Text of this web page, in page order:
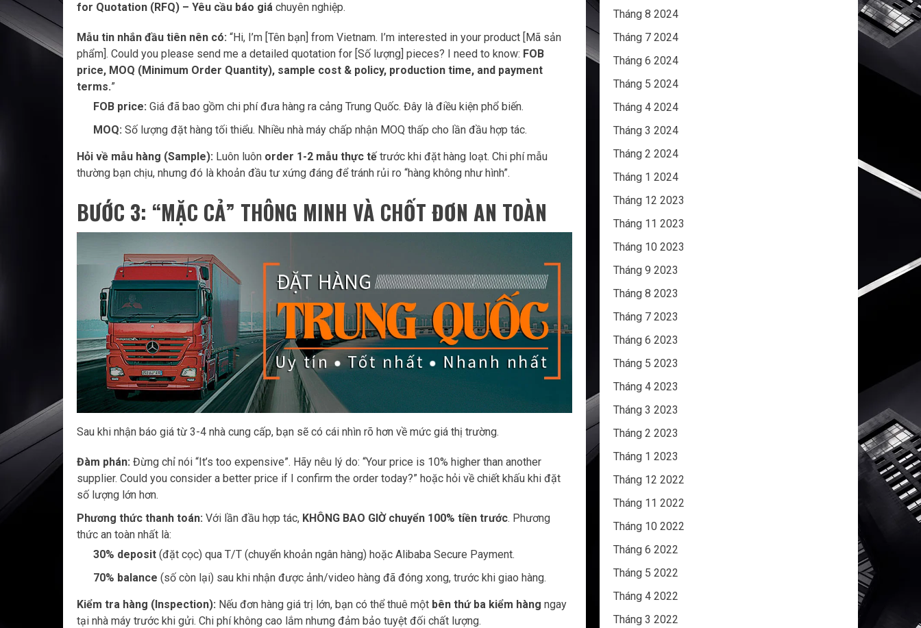
for Quotation (RFQ) – Yêu cầu báo giá chuyên nghiệp.
Mẫu tin nhắn đầu tiên nên có: “Hi, I’m [Tên bạn] from Vietnam. I’m interested in your product [Mã sản
phẩm]. Could you please send me a detailed quotation for [Số lượng] pieces? I need to know: FOB
price, MOQ (Minimum Order Quantity), sample cost & policy, production time, and payment
terms.”
FOB price: Giá đã bao gồm chi phí đưa hàng ra cảng Trung Quốc. Đây là điều kiện phổ biến.
MOQ: Số lượng đặt hàng tối thiểu. Nhiều nhà máy chấp nhận MOQ thấp cho lần đầu hợp tác.
Hỏi về mẫu hàng (Sample): Luôn luôn order 1-2 mẫu thực tế trước khi đặt hàng loạt. Chi phí mẫu
thường bạn chịu, nhưng đó là khoản đầu tư xứng đáng để tránh rủi ro “hàng không như hình”.
BƯỚC 3: “MẶC CẢ” THÔNG MINH VÀ CHỐT ĐƠN AN TOÀN
Sau khi nhận báo giá từ 3-4 nhà cung cấp, bạn sẽ có cái nhìn rõ hơn về mức giá thị trường.
Đàm phán: Đừng chỉ nói “It’s too expensive”. Hãy nêu lý do: “Your price is 10% higher than another
supplier. Could you consider a better price if I confirm the order today?” hoặc hỏi về chiết khấu khi đặt
số lượng lớn hơn.
Phương thức thanh toán: Với lần đầu hợp tác, KHÔNG BAO GIỜ chuyển 100% tiền trước. Phương
thức an toàn nhất là:
30% deposit (đặt cọc) qua T/T (chuyển khoản ngân hàng) hoặc Alibaba Secure Payment.
70% balance (số còn lại) sau khi nhận được ảnh/video hàng đã đóng xong, trước khi giao hàng.
Kiểm tra hàng (Inspection): Nếu đơn hàng giá trị lớn, bạn có thể thuê một bên thứ ba kiểm hàng ngay
tại nhà máy trước khi gửi. Chi phí không cao lắm nhưng đảm bảo tuyệt đối chất lượng.
Tháng 8 2024
Tháng 7 2024
Tháng 6 2024
Tháng 5 2024
Tháng 4 2024
Tháng 3 2024
Tháng 2 2024
Tháng 1 2024
Tháng 12 2023
Tháng 11 2023
Tháng 10 2023
Tháng 9 2023
Tháng 8 2023
Tháng 7 2023
Tháng 6 2023
Tháng 5 2023
Tháng 4 2023
Tháng 3 2023
Tháng 2 2023
Tháng 1 2023
Tháng 12 2022
Tháng 11 2022
Tháng 10 2022
Tháng 6 2022
Tháng 5 2022
Tháng 4 2022
Tháng 3 2022